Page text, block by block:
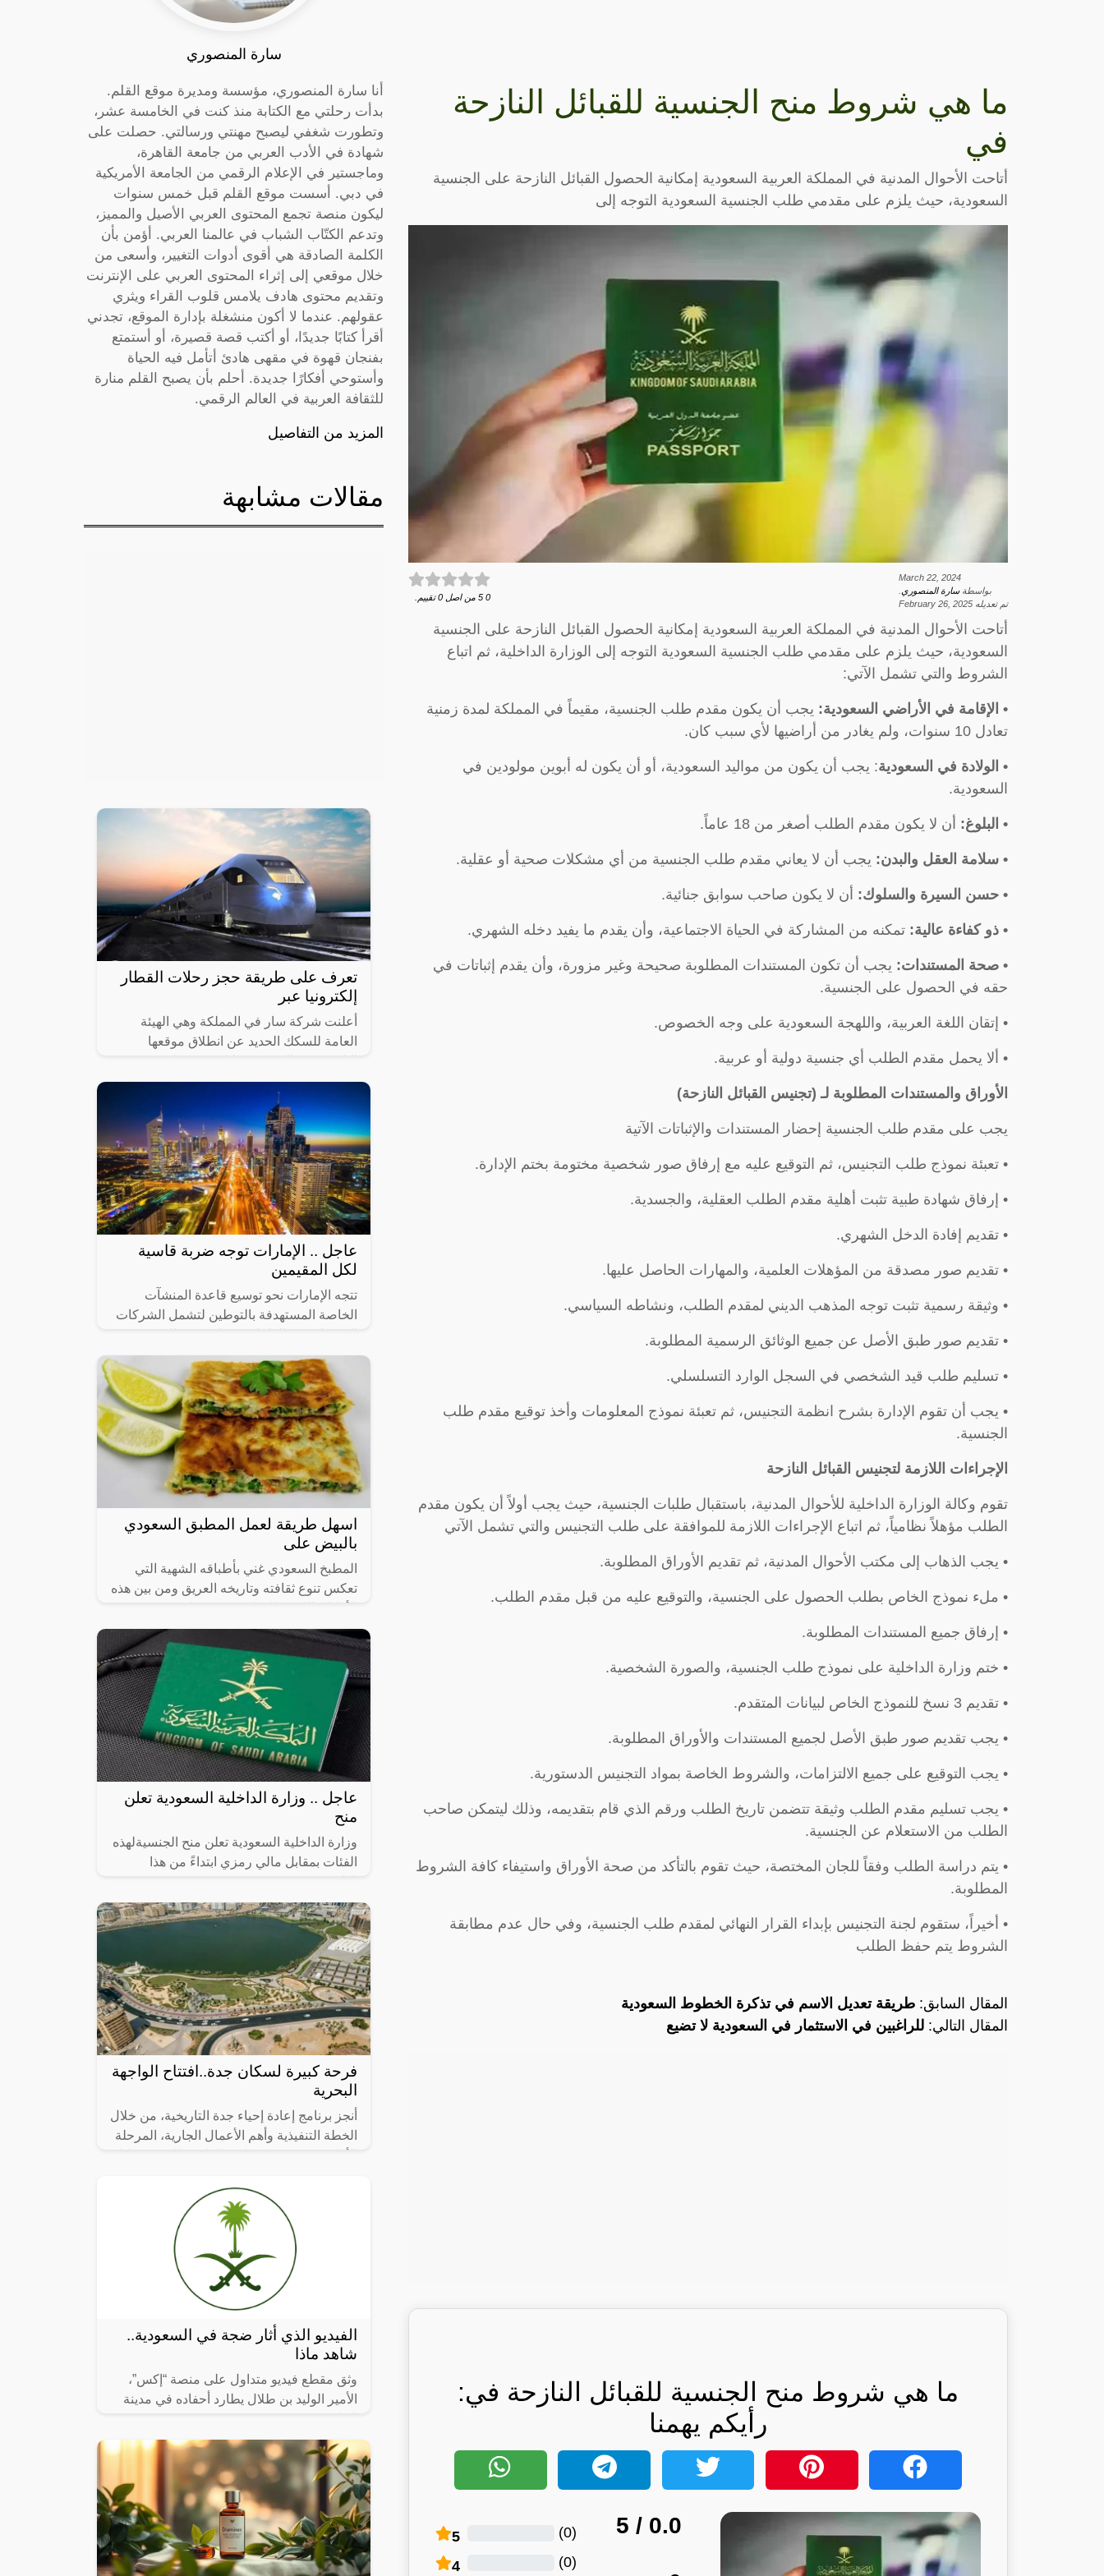
ما هي شروط منح الجنسية للقبائل النازحة
في
أتاحت الأحوال المدنية في المملكة العربية السعودية إمكانية الحصول القبائل النازحة على الجنسية
السعودية، حيث يلزم على مقدمي طلب الجنسية السعودية التوجه إلى
March 22, 2024
بواسطةسارة المنصوري
تم تعديله February 26, 2025
0
5 من اصل 0 تقييم.
أتاحت الأحوال المدنية في المملكة العربية السعودية إمكانية الحصول القبائل النازحة على الجنسية
السعودية، حيث يلزم على مقدمي طلب الجنسية السعودية التوجه إلى الوزارة الداخلية، ثم اتباع
الشروط والتي تشمل الآتي:
• الإقامة في الأراضي السعودية: يجب أن يكون مقدم طلب الجنسية، مقيماً في المملكة لمدة زمنية
تعادل 10 سنوات، ولم يغادر من أراضيها لأي سبب كان.
• الولادة في السعودية: يجب أن يكون من مواليد السعودية، أو أن يكون له أبوين مولودين في
السعودية.
• البلوغ: أن لا يكون مقدم الطلب أصغر من 18 عاماً.
• سلامة العقل والبدن: يجب أن لا يعاني مقدم طلب الجنسية من أي مشكلات صحية أو عقلية.
• حسن السيرة والسلوك: أن لا يكون صاحب سوابق جنائية.
• ذو كفاءة عالية: تمكنه من المشاركة في الحياة الاجتماعية، وأن يقدم ما يفيد دخله الشهري.
• صحة المستندات: يجب أن تكون المستندات المطلوبة صحيحة وغير مزورة، وأن يقدم إثباتات في
حقه في الحصول على الجنسية.
• إتقان اللغة العربية، واللهجة السعودية على وجه الخصوص.
• ألا يحمل مقدم الطلب أي جنسية دولية أو عربية.
الأوراق والمستندات المطلوبة لـ (تجنيس القبائل النازحة)
يجب على مقدم طلب الجنسية إحضار المستندات والإثباتات الآتية
• تعبئة نموذج طلب التجنيس، ثم التوقيع عليه مع إرفاق صور شخصية مختومة بختم الإدارة.
• إرفاق شهادة طبية تثبت أهلية مقدم الطلب العقلية، والجسدية.
• تقديم إفادة الدخل الشهري.
• تقديم صور مصدقة من المؤهلات العلمية، والمهارات الحاصل عليها.
• وثيقة رسمية تثبت توجه المذهب الديني لمقدم الطلب، ونشاطه السياسي.
• تقديم صور طبق الأصل عن جميع الوثائق الرسمية المطلوبة.
• تسليم طلب قيد الشخصي في السجل الوارد التسلسلي.
• يجب أن تقوم الإدارة بشرح انظمة التجنيس، ثم تعبئة نموذج المعلومات وأخذ توقيع مقدم طلب
الجنسية.
الإجراءات اللازمة لتجنيس القبائل النازحة
تقوم وكالة الوزارة الداخلية للأحوال المدنية، باستقبال طلبات الجنسية، حيث يجب أولاً أن يكون مقدم
الطلب مؤهلاً نظامياً، ثم اتباع الإجراءات اللازمة للموافقة على طلب التجنيس والتي تشمل الآتي
• يجب الذهاب إلى مكتب الأحوال المدنية، ثم تقديم الأوراق المطلوبة.
• ملء نموذج الخاص بطلب الحصول على الجنسية، والتوقيع عليه من قبل مقدم الطلب.
• إرفاق جميع المستندات المطلوبة.
• ختم وزارة الداخلية على نموذج طلب الجنسية، والصورة الشخصية.
• تقديم 3 نسخ للنموذج الخاص لبيانات المتقدم.
• يجب تقديم صور طبق الأصل لجميع المستندات والأوراق المطلوبة.
• يجب التوقيع على جميع الالتزامات، والشروط الخاصة بمواد التجنيس الدستورية.
• يجب تسليم مقدم الطلب وثيقة تتضمن تاريخ الطلب ورقم الذي قام بتقديمه، وذلك ليتمكن صاحب
الطلب من الاستعلام عن الجنسية.
• يتم دراسة الطلب وفقاً للجان المختصة، حيث تقوم بالتأكد من صحة الأوراق واستيفاء كافة الشروط
المطلوبة.
• أخيراً، ستقوم لجنة التجنيس بإبداء القرار النهائي لمقدم طلب الجنسية، وفي حال عدم مطابقة
الشروط يتم حفظ الطلب
المقال السابق: طريقة تعديل الاسم في تذكرة الخطوط السعودية
المقال التالي: للراغبين في الاستثمار في السعودية لا تضيع
ما هي شروط منح الجنسية للقبائل النازحة في:
رأيكم يهمنا
0.0
/ 5
5 (
0
)
4 (
0
)
سارة المنصوري
أنا سارة المنصوري، مؤسسة ومديرة موقع القلم.
بدأت رحلتي مع الكتابة منذ كنت في الخامسة عشر،
وتطورت شغفي ليصبح مهنتي ورسالتي. حصلت على
شهادة في الأدب العربي من جامعة القاهرة،
وماجستير في الإعلام الرقمي من الجامعة الأمريكية
في دبي. أسست موقع القلم قبل خمس سنوات
ليكون منصة تجمع المحتوى العربي الأصيل والمميز،
وتدعم الكتّاب الشباب في عالمنا العربي. أؤمن بأن
الكلمة الصادقة هي أقوى أدوات التغيير، وأسعى من
خلال موقعي إلى إثراء المحتوى العربي على الإنترنت
وتقديم محتوى هادف يلامس قلوب القراء ويثري
عقولهم. عندما لا أكون منشغلة بإدارة الموقع، تجدني
أقرأ كتابًا جديدًا، أو أكتب قصة قصيرة، أو أستمتع
بفنجان قهوة في مقهى هادئ أتأمل فيه الحياة
وأستوحي أفكارًا جديدة. أحلم بأن يصبح القلم منارة
للثقافة العربية في العالم الرقمي.
المزيد من التفاصيل
مقالات مشابهة
تعرف على طريقة حجز رحلات القطار
إلكترونيا عبر
أعلنت شركة سار في المملكة وهي الهيئة
العامة للسكك الحديد عن انطلاق موقعها
الأشخاص حجز القطارات ومعرفة المواعيد
المختلفة لها،
عاجل .. الإمارات توجه ضربة قاسية
لكل المقيمين
تتجه الإمارات نحو توسيع قاعدة المنشآت
الخاصة المستهدفة بالتوطين لتشمل الشركات
عاملاً، في 14 نشاطاً اقتصادياً رئيساً تم
اسهل طريقة لعمل المطبق السعودي
بالبيض على
المطبخ السعودي غني بأطباقه الشهية التي
تعكس تنوع ثقافته وتاريخه العريق ومن بين هذه
رقيقة محشوة بالبيض واللحم المفروم
عاجل .. وزارة الداخلية السعودية تعلن
منح
وزارة الداخلية السعودية تعلن منح الجنسيةلهذه
الفئات بمقابل مالي رمزي ابتداءً من هذا
فرحة كبيرة لسكان جدة..افتتاح الواجهة
البحرية
أنجز برنامج إعادة إحياء جدة التاريخية، من خلال
الخطة التنفيذية وأهم الأعمال الجارية، المرحلة
الفيديو الذي أثار ضجة في السعودية..
شاهد ماذا
وثق مقطع فيديو متداول على منصة “إكس”،
الأمير الوليد بن طلال يطارد أحفاده في مدينة